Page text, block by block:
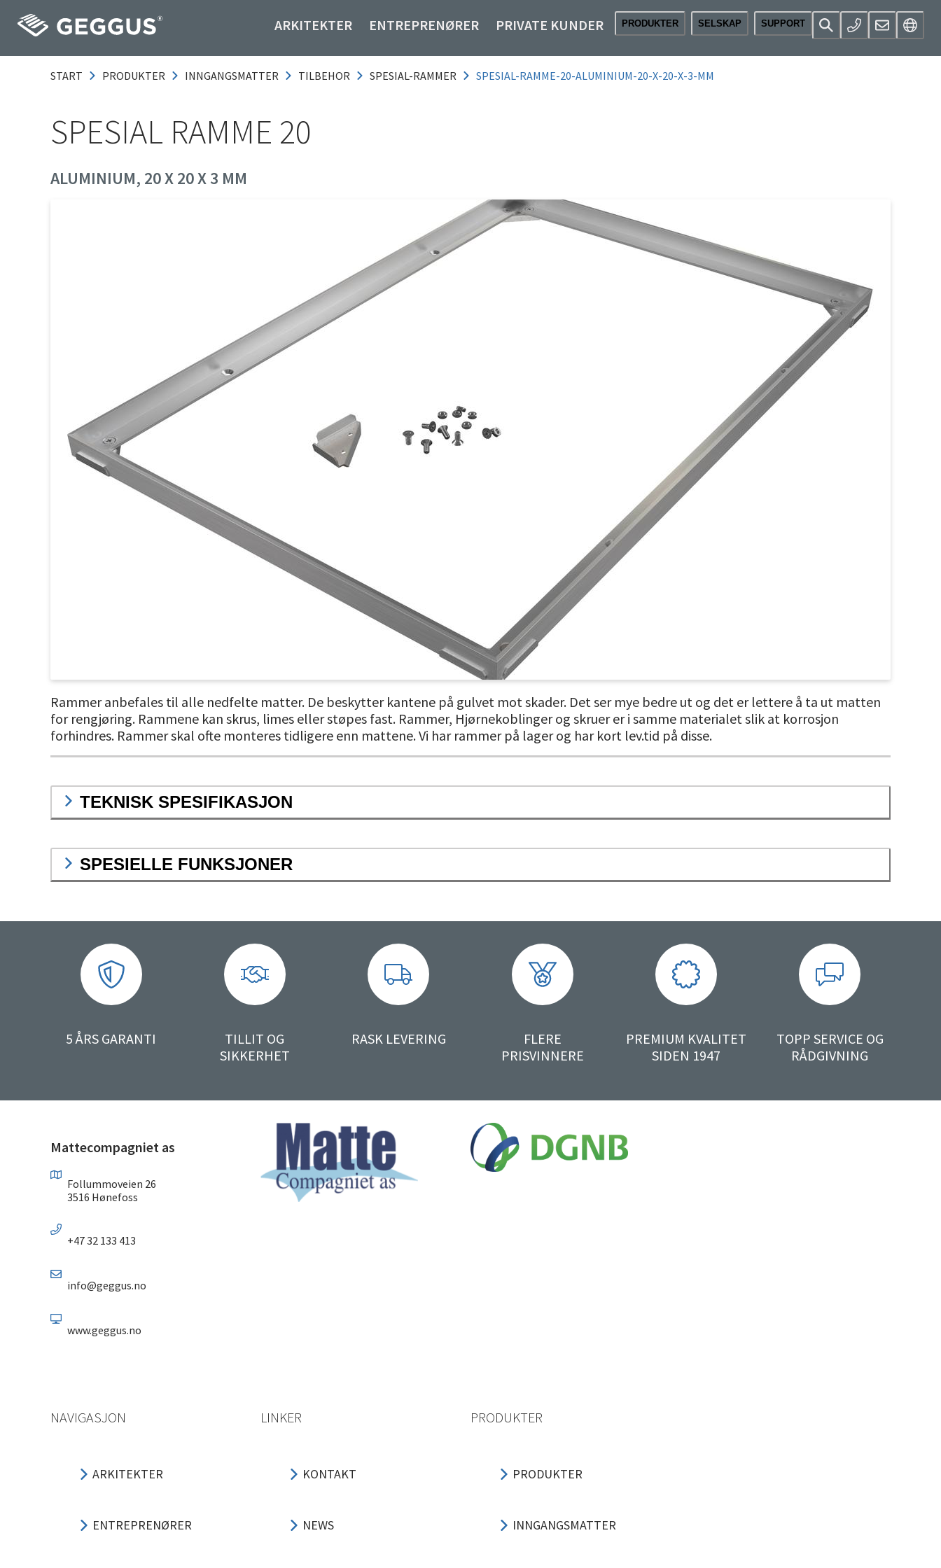
ARKITEKTER ENTREPRENØRER PRIVATE KUNDER PRODUKTER SELSKAP SUPPORT
START PRODUKTER INNGANGSMATTER TILBEHOR SPESIAL-RAMMER SPESIAL-RAMME-20-ALUMINIUM-20-X-20-X-3-MM
SPESIAL RAMME 20
ALUMINIUM, 20 X 20 X 3 MM
Rammer anbefales til alle nedfelte matter. De beskytter kantene på gulvet mot skader. Det ser mye bedre ut og det er lettere å ta ut matten
for rengjøring. Rammene kan skrus, limes eller støpes fast. Rammer, Hjørnekoblinger og skruer er i samme materialet slik at korrosjon
forhindres. Rammer skal ofte monteres tidligere enn mattene. Vi har rammer på lager og har kort lev.tid på disse.
TEKNISK SPESIFIKASJON
SPESIELLE FUNKSJONER
5 ÅRS GARANTI
TILLIT OG
SIKKERHET
RASK LEVERING
FLERE
PRISVINNERE
PREMIUM KVALITET
SIDEN 1947
TOPP SERVICE OG
RÅDGIVNING
Mattecompagniet as
Follummoveien 26
3516 Hønefoss
+47 32 133 413
info@geggus.no
www.geggus.no
NAVIGASJON
ARKITEKTER
ENTREPRENØRER
LINKER
KONTAKT
NEWS
PRODUKTER
PRODUKTER
INNGANGSMATTER